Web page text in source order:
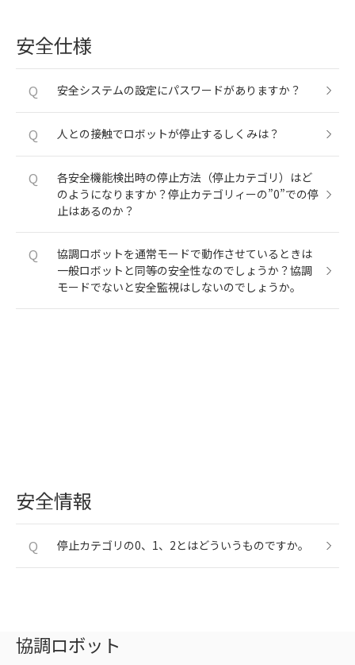
安全仕様
Q 安全システムの設定にパスワードがありますか？
Q 人との接触でロボットが停止するしくみは？
Q
各安全機能検出時の停止方法（停止カテゴリ）はど
のようになりますか？停止カテゴリィーの”0”での停
止はあるのか？
Q
協調ロボットを通常モードで動作させているときは
一般ロボットと同等の安全性なのでしょうか？協調
モードでないと安全監視はしないのでしょうか。
安全情報
Q 停止カテゴリの0、1、2とはどういうものですか。
協調ロボット